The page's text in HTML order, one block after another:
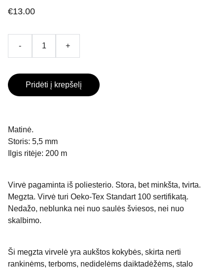
€13.00
- +
Pridėti į krepšelį
Matinė.
Storis: 5,5 mm
Ilgis ritėje: 200 m
Virvė pagaminta iš poliesterio. Stora, bet minkšta, tvirta.
Megzta. Virvė turi Oeko-Tex Standart 100 sertifikatą.
Nedažo, neblunka nei nuo saulės šviesos, nei nuo
skalbimo.
Ši megzta virvelė yra aukštos kokybės, skirta nerti
rankinėms, terboms, nedidelėms daiktadėžėms, stalo